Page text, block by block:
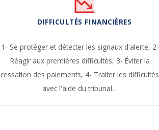
DIFFICULTÉS FINANCIÈRES
1- Se protéger et détecter les signaux d'alerte, 2-
Réagir aux premières difficultés, 3- Éviter la
cessation des paiements, 4- Traiter les difficultés
avec l'aide du tribunal…